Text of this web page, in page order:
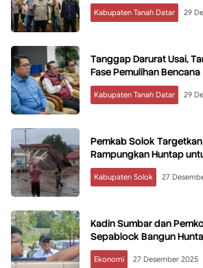
Kabupaten Tanah Datar 29
Tanggap Darurat Usai,
Fase Pemulihan Bencana
Kabupaten Tanah Datar 29
Pemkab Solok
Rampungkan Huntap
Kabupaten Solok 27
Kadin Sumbar dan
Sepablock Bangun
Ekonomi 27 Desember 2025